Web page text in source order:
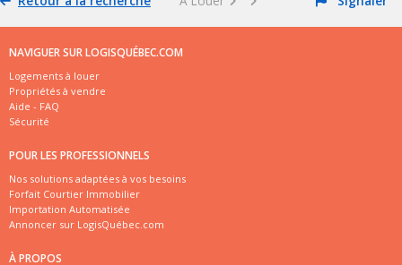
NAVIGUER SUR LOGISQUÉBEC.COM
Logements à louer
Propriétés à vendre
Aide - FAQ
Sécurité
POUR LES PROFESSIONNELS
Nos solutions adaptées à vos besoins
Forfait Courtier Immobilier
Importation Automatisée
Annoncer sur LogisQuébec.com
À PROPOS